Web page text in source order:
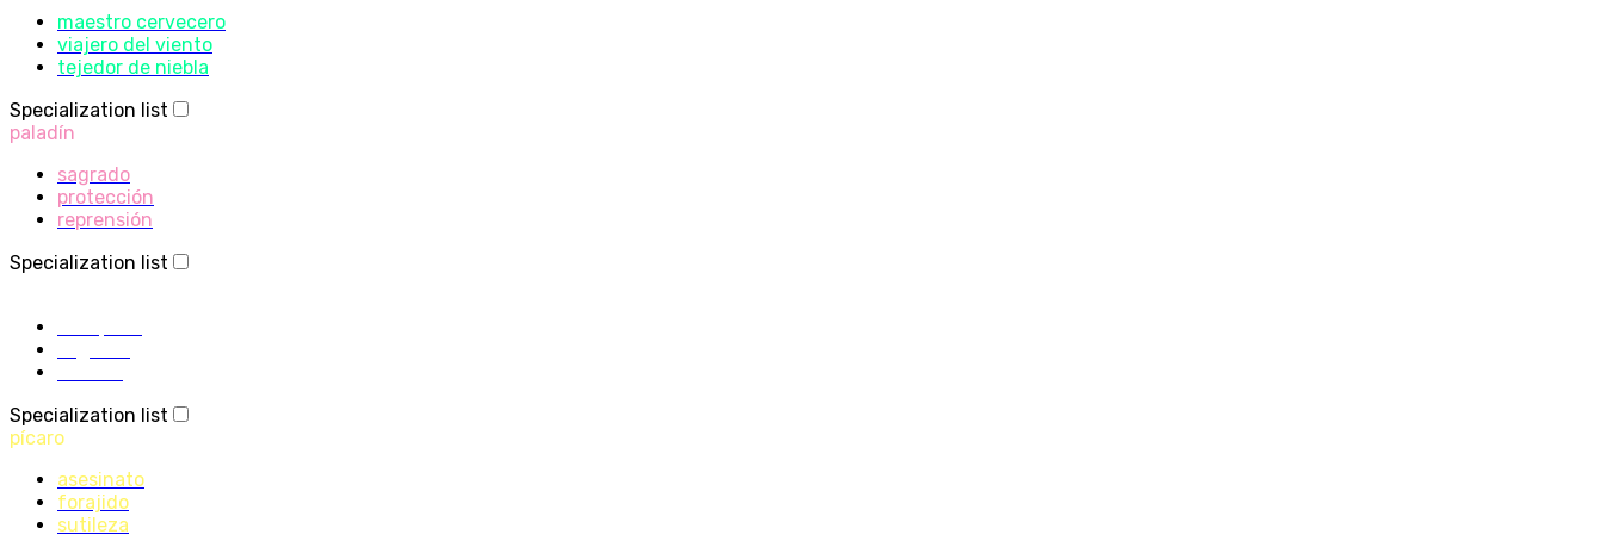
maestro cervecero
viajero del viento
tejedor de niebla
Specialization list
paladín
sagrado
protección
reprensión
Specialization list
Specialization list
pícaro
asesinato
forajido
sutileza